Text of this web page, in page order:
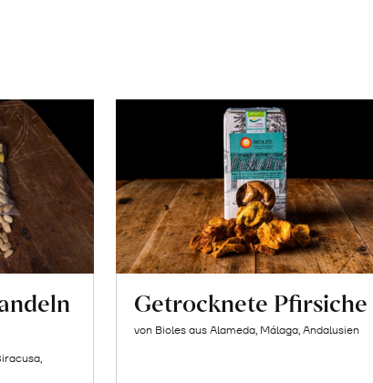
Getrocknete Pfirsiche
von Bioles aus Alameda, Málaga, Andalusien